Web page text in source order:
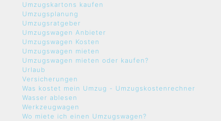
Umzugskartons kaufen
Umzugsplanung
Umzugsratgeber
Umzugswagen Anbieter
Umzugswagen Kosten
Umzugswagen mieten
Umzugswagen mieten oder kaufen?
Urlaub
Versicherungen
Was kostet mein Umzug - Umzugskostenrechner
Wasser ablesen
Werkzeugwagen
Wo miete ich einen Umzugswagen?